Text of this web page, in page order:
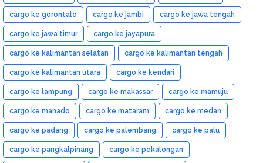
cargo ke gorontalo cargo ke jambi cargo ke jawa tengah
cargo ke jawa timur cargo ke jayapura
cargo ke kalimantan selatan cargo ke kalimantan tengah
cargo ke kalimantan utara cargo ke kendari
cargo ke lampung cargo ke makassar cargo ke mamuju
cargo ke manado cargo ke mataram cargo ke medan
cargo ke padang cargo ke palembang cargo ke palu
cargo ke pangkalpinang cargo ke pekalongan